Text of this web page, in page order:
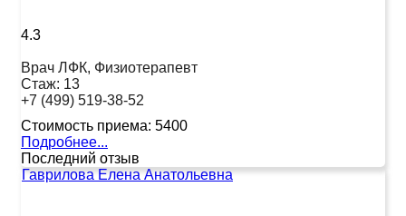
4.3
Врач ЛФК, Физиотерапевт
Стаж: 13
+7 (499) 519-38-52
Стоимость приема: 5400
Подробнее...
Последний отзыв
Гаврилова Елена Анатольевна